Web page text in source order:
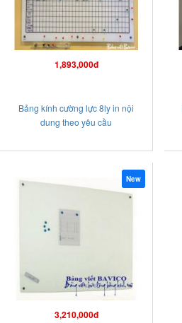
1,893,000đ
Bảng kính cường lực 8ly in nội
dung theo yêu cầu
3,210,000đ
New